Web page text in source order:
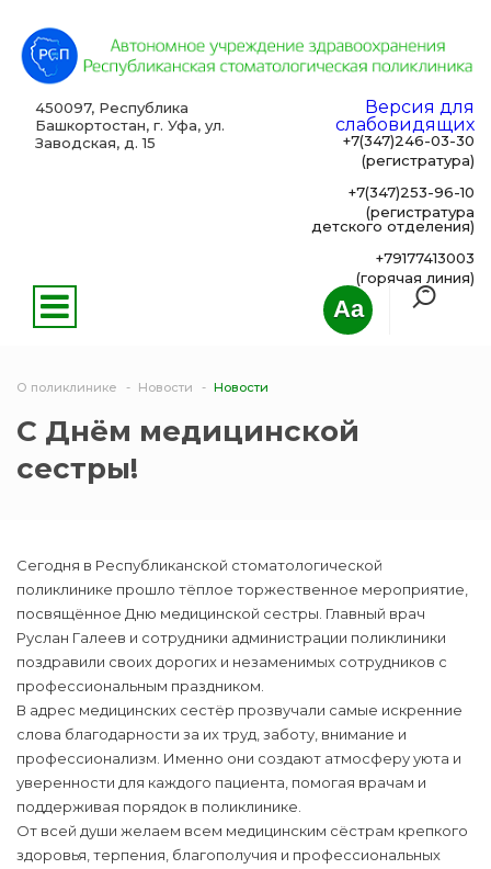
Aa
450097, Республика
Башкортостан, г. Уфа, ул.
Заводская, д. 15
Версия для
слабовидящих
+7(347)246-03-30
(регистратура)
+7(347)253-96-10
(регистратура
детского отделения)
+79177413003
(горячая линия)
О поликлинике Новости Новости
С Днём медицинской
сестры!
Сегодня в Республиканской стоматологической
поликлинике прошло тёплое торжественное мероприятие,
посвящённое Дню медицинской сестры. Главный врач
Руслан Галеев и сотрудники администрации поликлиники
поздравили своих дорогих и незаменимых сотрудников с
профессиональным праздником.
В адрес медицинских сестёр прозвучали самые искренние
слова благодарности за их труд, заботу, внимание и
профессионализм. Именно они создают атмосферу уюта и
уверенности для каждого пациента, помогая врачам и
поддерживая порядок в поликлинике.
От всей души желаем всем медицинским сёстрам крепкого
здоровья, терпения, благополучия и профессиональных